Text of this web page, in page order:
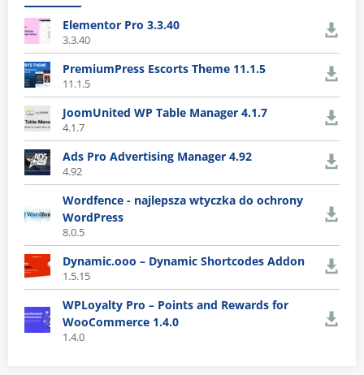
Elementor Pro 3.3.40
3.3.40
PremiumPress Escorts Theme 11.1.5
11.1.5
JoomUnited WP Table Manager 4.1.7
4.1.7
Ads Pro Advertising Manager 4.92
4.92
Wordfence - najlepsza wtyczka do ochrony
WordPress
8.0.5
Dynamic.ooo – Dynamic Shortcodes Addon
1.5.15
WPLoyalty Pro – Points and Rewards for
WooCommerce 1.4.0
1.4.0